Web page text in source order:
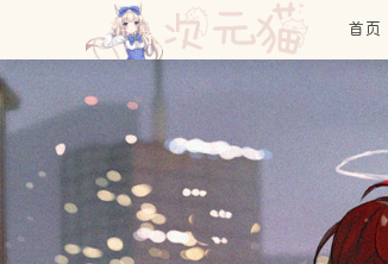
首页